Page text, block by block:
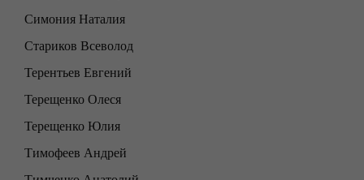
Симония Наталия
Стариков Всеволод
Терентьев Евгений
Терещенко Олеся
Терещенко Юлия
Тимофеев Андрей